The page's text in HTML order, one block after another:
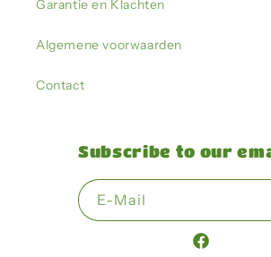
Garantie en Klachten
Algemene voorwaarden
Contact
Subscribe to our
E-Mail
Facebook